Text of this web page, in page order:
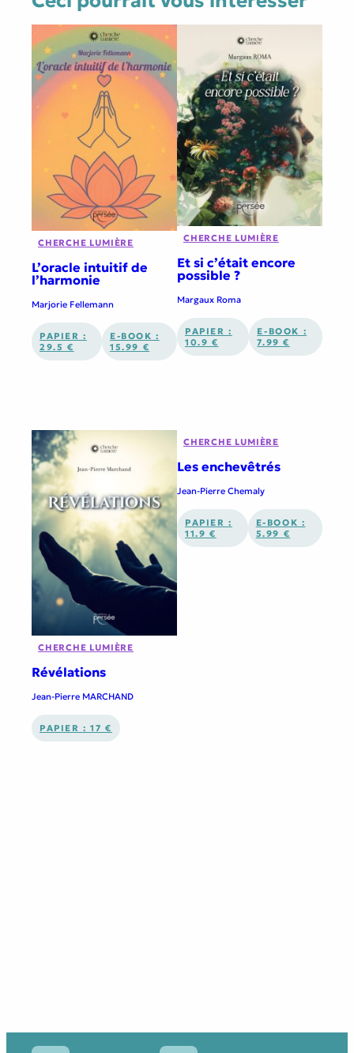
CHERCHE LUMIÈRE
L’oracle intuitif de
l’harmonie
Marjorie Fellemann
PAPIER :
29.5 €
E-BOOK :
15.99 €
CHERCHE LUMIÈRE
Et si c’était encore
possible ?
Margaux Roma
PAPIER :
10.9 €
E-BOOK :
7.99 €
CHERCHE LUMIÈRE
Révélations
Jean-Pierre MARCHAND
PAPIER : 17 €
CHERCHE LUMIÈRE
Les enchevêtrés
Jean-Pierre Chemaly
PAPIER :
11.9 €
E-BOOK :
5.99 €